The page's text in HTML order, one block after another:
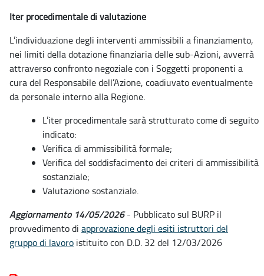
Iter procedimentale di valutazione
L’individuazione degli interventi ammissibili a finanziamento,
nei limiti della dotazione finanziaria delle sub-Azioni, avverrà
attraverso confronto negoziale con i Soggetti proponenti a
cura del Responsabile dell’Azione, coadiuvato eventualmente
da personale interno alla Regione.
L’iter procedimentale sarà strutturato come di seguito
indicato:
Verifica di ammissibilità formale;
Verifica del soddisfacimento dei criteri di ammissibilità
sostanziale;
Valutazione sostanziale.
Aggiornamento 14/05/2026- Pubblicato sul BURP il
provvedimento di approvazione degli esiti istruttori del
gruppo di lavoro istituito con D.D. 32 del 12/03/2026